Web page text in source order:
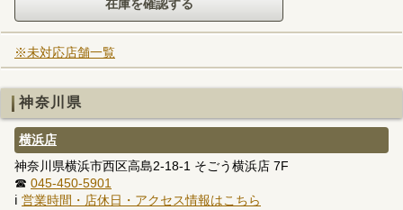
※未対応店舗一覧
神奈川県
横浜店
神奈川県横浜市西区高島2-18-1 そごう横浜店 7F
☎ 045-450-5901
ℹ 営業時間・店休日・アクセス情報はこちら